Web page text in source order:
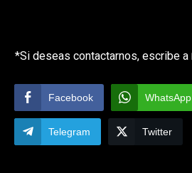
*Si deseas contactarnos, escribe a
Facebook WhatsApp
Telegram Twitter